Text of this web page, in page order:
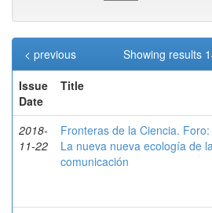
Showing results
< previous
Issue
Date
Title
2018-
11-22
Fronteras de la Ciencia. Foro:
La nueva nueva ecología de
comunicación